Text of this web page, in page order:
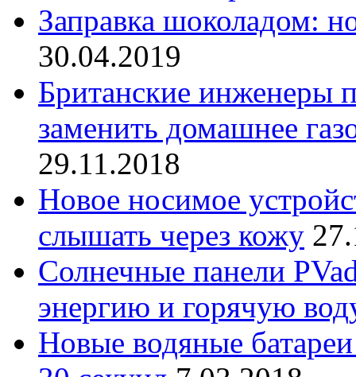
Заправка шоколадом:
30.04.2019
Британские инженеры
заменить домашнее
29.11.2018
Новое носимое
слышать через кожу
Солнечные панели
энергию и горячую
Новые водяные